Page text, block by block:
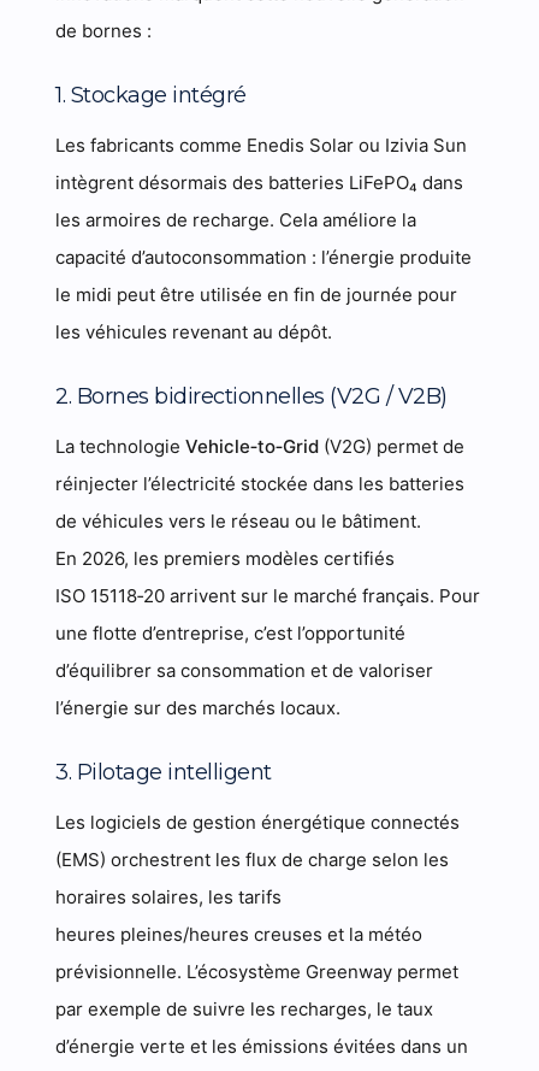
de bornes :
1. Stockage intégré
Les fabricants comme Enedis Solar ou Izivia Sun
intègrent désormais des batteries LiFePO₄ dans
les armoires de recharge. Cela améliore la
capacité d’autoconsommation : l’énergie produite
le midi peut être utilisée en fin de journée pour
les véhicules revenant au dépôt.
2. Bornes bidirectionnelles (V2G / V2B)
La technologieVehicle‑to‑Grid (V2G) permet de
réinjecter l’électricité stockée dans les batteries
de véhicules vers le réseau ou le bâtiment.
En 2026, les premiers modèles certifiés
ISO 15118‑20 arrivent sur le marché français. Pour
une flotte d’entreprise, c’est l’opportunité
d’équilibrer sa consommation et de valoriser
l’énergie sur des marchés locaux.
3. Pilotage intelligent
Les logiciels de gestion énergétique connectés
(EMS) orchestrent les flux de charge selon les
horaires solaires, les tarifs
heures pleines/heures creuses et la météo
prévisionnelle. L’écosystème Greenway permet
par exemple de suivre les recharges, le taux
d’énergie verte et les émissions évitées dans un